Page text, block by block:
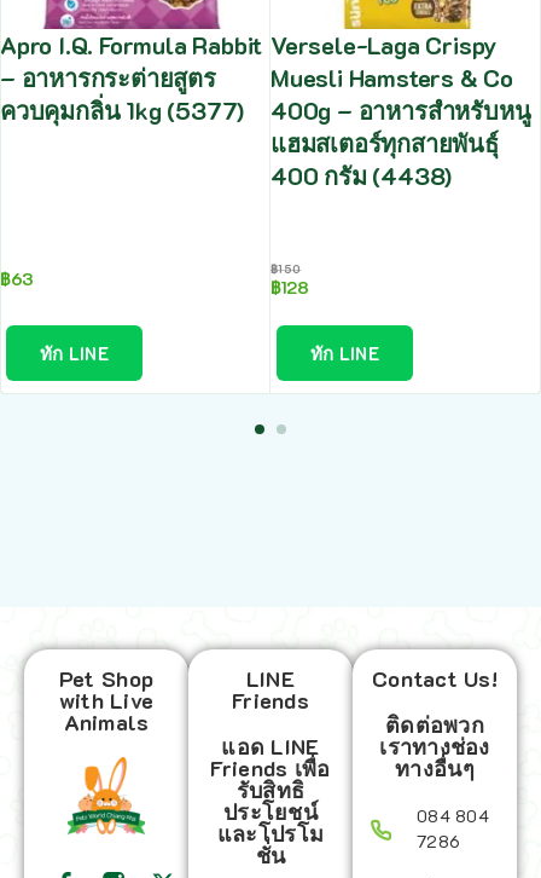
Apro I.Q. Formula Rabbit
– อาหารกระต่ายสูตร
ควบคุมกลิ่น 1kg (5377)
฿63
ทัก LINE
Versele-Laga Crispy
Muesli Hamsters & Co
400g – อาหารสำหรับหนู
แฮมสเตอร์ทุกสายพันธุ์
400 กรัม (4438)
฿150
฿128
ทัก LINE
Pet Shop
with Live
Animals
LINE
Friends
แอด LINE
Friends เพื่อ
รับสิทธิ
ประโยชน์
และโปรโม
ชั่น
Contact Us!
ติดต่อพวก
เราทางช่อง
ทางอื่นๆ
084 804
7286